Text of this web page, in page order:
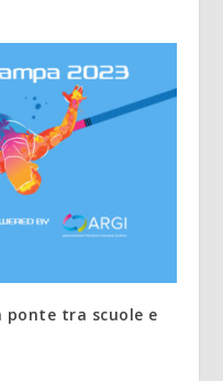
ponte tra scuole e